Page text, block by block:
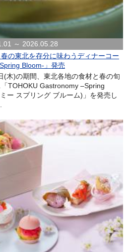
～ 2026.05.28
の東北を存分に味わうディナーコー
Bloom-」発売
木)の期間、東北各地の食材と春の旬
TOHOKU Gastronomy –Spring
ー スプリング ブルーム)」を発売し